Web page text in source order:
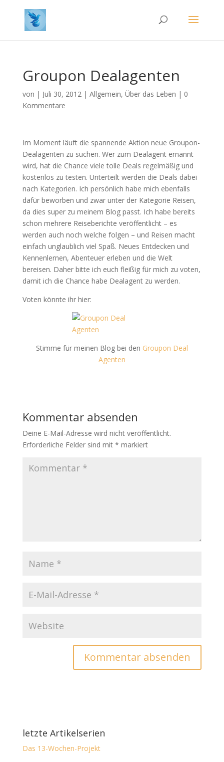
Groupon Dealagenten
von | Juli 30, 2012| Allgemein, Über das Leben | 0
Kommentare
Im Moment läuft die spannende Aktion neue Groupon-
Dealagenten zu suchen. Wer zum Dealagent ernannt
wird, hat die Chance viele tolle Deals regelmäßig und
kostenlos zu testen. Unterteilt werden die Deals dabei
nach Kategorien. Ich persönlich habe mich ebenfalls
dafür beworben und zwar unter der Kategorie Reisen,
da dies super zu meinem Blog passt. Ich habe bereits
schon mehrere Reiseberichte veröffentlicht – es
werden auch noch welche folgen – und Reisen macht
einfach unglaublich viel Spaß. Neues Entdecken und
Kennenlernen, Abenteuer erleben und die Welt
bereisen. Daher bitte ich euch fleißig für mich zu voten,
damit ich die Chance habe Dealagent zu werden.
Voten könnte ihr hier:
Stimme für meinen Blog bei den Groupon Deal
Agenten
Kommentar absenden
Deine E-Mail-Adresse wird nicht veröffentlicht.
Erforderliche Felder sind mit * markiert
letzte Artikelserien
Das 13-Wochen-Projekt